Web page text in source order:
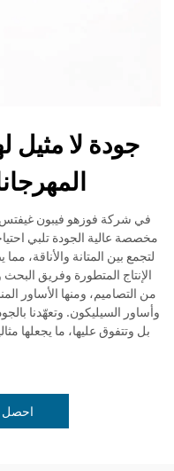
جودة لا مثيل
في شركة فوزهو فيبون غيفتس
مخصصة عالية الجودة تلبي
لتجمع بين المتانة
الإنتاج المتطورة وفريق
من التصاميم، ومنها الأساور
وأساور السيليكون. وتعهّدنا
بل وتتفوق عليها، ما يجعلها